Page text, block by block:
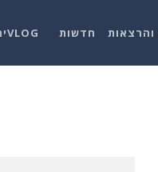
חדשות VLOGים